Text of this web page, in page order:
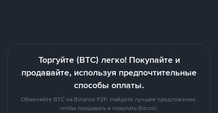
Торгуйте (BTC) легко! Покупайте и
продавайте, используя предпочтительные
способы оплаты.
Обменяйте BTC на Binance P2P. Найдите лучшее предложение,
чтобы продавать и покупать Bitcoin.